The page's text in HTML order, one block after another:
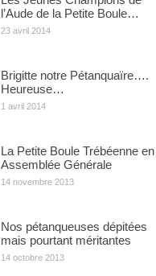
l’Aude de la Petite Boule…
23 avril 2014
Brigitte notre Pétanquaïre….
Heureuse…
1 avril 2014
La Petite Boule Trébéenne en
Assemblée Générale
14 novembre 2013
Nos pétanqueuses dépitées
mais pourtant méritantes
14 octobre 2013